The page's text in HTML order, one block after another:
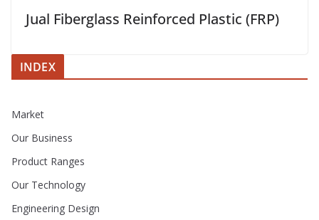
Jual Fiberglass Reinforced Plastic (FRP)
INDEX
Market
Our Business
Product Ranges
Our Technology
Engineering Design